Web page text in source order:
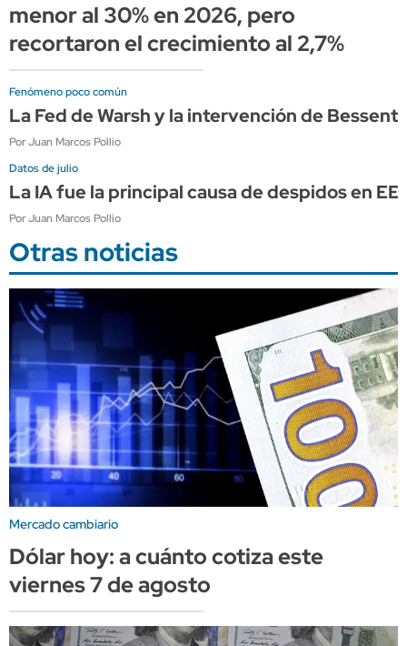
menor al 30% en 2026, pero
recortaron el crecimiento al 2,7%
Fenómeno poco común
La Fed de Warsh y la intervención de
Por Juan Marcos Pollio
Datos de julio
La IA fue la principal causa de despidos en
Por Juan Marcos Pollio
Otras noticias
Mercado cambiario
Dólar hoy: a cuánto cotiza este
viernes 7 de agosto